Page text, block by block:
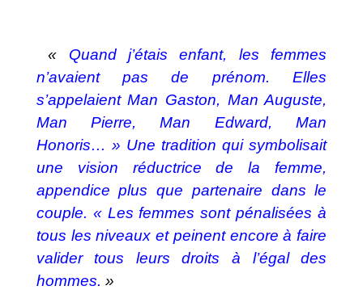
« Quand j’étais enfant, les femmes
n’avaient pas de prénom. Elles
s’appelaient Man Gaston, Man Auguste,
Man Pierre, Man Edward, Man
Honoris… » Une tradition qui symbolisait
une vision réductrice de la femme,
appendice plus que partenaire dans le
couple. « Les femmes sont pénalisées à
tous les niveaux et peinent encore à faire
valider tous leurs droits à l’égal des
hommes. »